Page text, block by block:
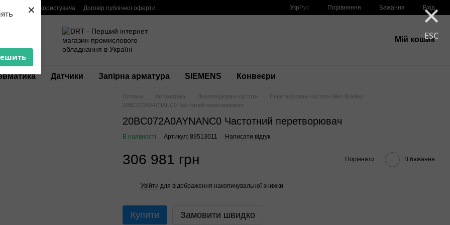
× ×
ESC
Угода користувача Договір публічної оферти Укр Рус Порівняння Бажання Вхід
Мій кошик
Датчики Запірна арматура SIEMENS Конвеєри
Головна Автоматика Перетворювачі частоти
Перетворювачі частоти Allen Bradley
20BC072A0AYNANC0 Частотний перетворювач
20BC072A0AYNANC0 Частотний перетворювач
В наявності Артикул: 89513011 Написати відгук
306 981 грн Порівняти В бажання
Увійти для відображення накопичувальної знижки
Купити Замовити швидко